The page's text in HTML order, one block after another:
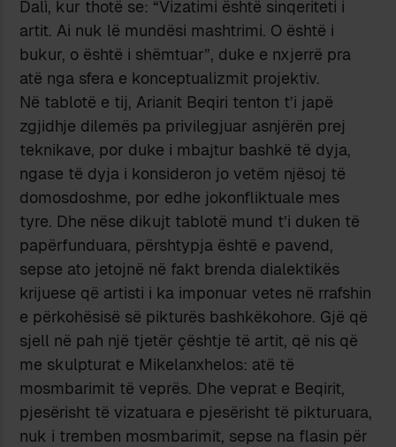
Dalì, kur thotë se: “Vizatimi është sinqeriteti i
artit. Ai nuk lë mundësi mashtrimi. O është i
bukur, o është i shëmtuar”, duke e nxjerrë pra
atë nga sfera e konceptualizmit projektiv.
Në tablotë e tij, Arianit Beqiri tenton t’i japë
zgjidhje dilemës pa privilegjuar asnjërën prej
teknikave, por duke i mbajtur bashkë të dyja,
ngase të dyja i konsideron jo vetëm njësoj të
domosdoshme, por edhe jokonfliktuale mes
tyre. Dhe nëse dikujt tablotë mund t’i duken të
papërfunduara, përshtypja është e pavend,
sepse ato jetojnë në fakt brenda dialektikës
krijuese që artisti i ka imponuar vetes në rrafshin
e përkohësisë së pikturës bashkëkohore. Gjë që
sjell në pah një tjetër çështje të artit, që nis që
me skulpturat e Mikelanxhelos: atë të
mosmbarimit të veprës. Dhe veprat e Beqirit,
pjesërisht të vizatuara e pjesërisht të pikturuara,
nuk i tremben mosmbarimit, sepse na flasin për